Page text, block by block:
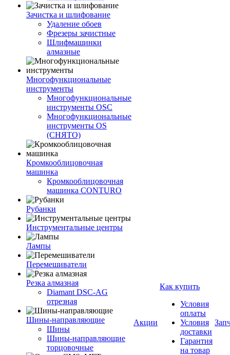
Зачистка и шлифование
Удаление обоев
Фрезеры зачистные
Шлифмашинки
алмазные
Многофункциональные
инструменты
Многофункциональные
инструменты OSC
Многофункциональные
инструменты OS
(СНЯТО)
Кромкооблицовочная
машинка
Кромкооблицовочная
машинка CONTURO
Рубанки
Инструментальные центры
Лампы
Перемешиватели
Резка алмазная
Diamant DSC-AG
отрезная
Шины-направляющие
Шины
Шины-направляющие
торцовочные
Акции
Как купить
Условия
оплаты
Условия
доставки
Гарантия
на товар